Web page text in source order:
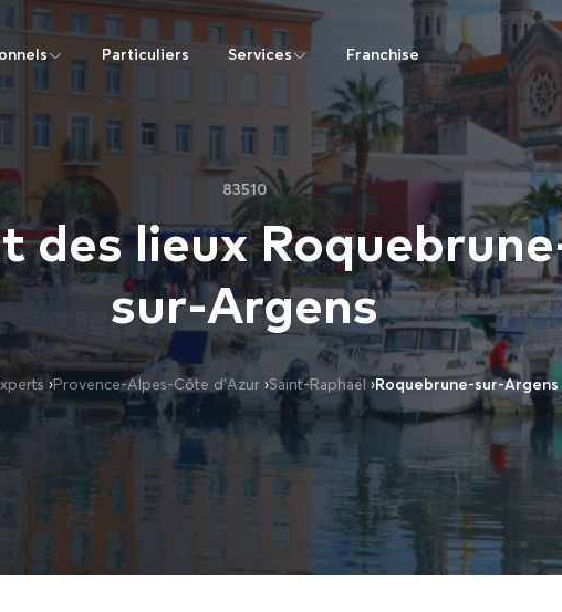
Particuliers Services Franchise
83510
des lieux
sur-Argens
›Provence-Alpes-Côte d’Azur ›Saint-Raphaël ›Roquebrune-sur-Argens